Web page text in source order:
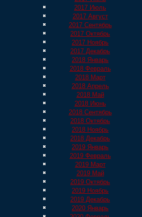
2017 Июль
2017 Август
2017 Сентябрь
2017 Октябрь
2017 Ноябрь
2017 Декабрь
2018 Январь
2018 Февраль
2018 Март
2018 Апрель
2018 Май
2018 Июнь
2018 Сентябрь
2018 Октябрь
2018 Ноябрь
2018 Декабрь
2019 Январь
2019 Февраль
2019 Март
2019 Май
2019 Октябрь
2019 Ноябрь
2019 Декабрь
2020 Январь